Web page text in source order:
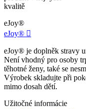
kvalitě
eJoy®
eJoy® 
eJoy® je doplněk stravy
Není vhodný pro osoby
těhotné ženy, také se
Výrobek skladujte při
mimo dosah dětí.
Užitočné informácie